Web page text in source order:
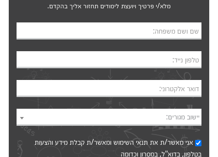
מלא/י פרטיך ויועצת לימודים תחזור אליך בהקדם.
שם ושם משפחה:
טלפון נייד:
דואר אלקטרוני:
יישוב מגורים:
אני מאשר/ת אתתנאי השימושומאשר/ת קבלת מידע והצעות
בטלפון, בדוא"ל, במסרון וכדומה‎‎